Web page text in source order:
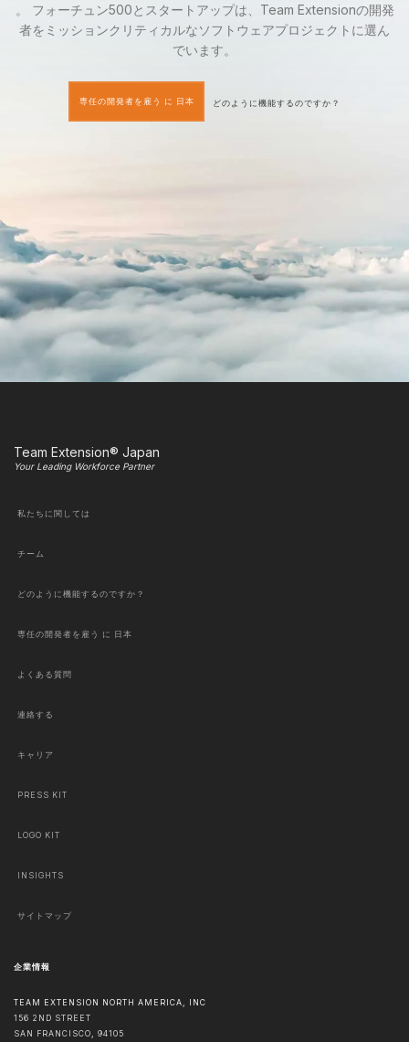
。 フォーチュン500とスタートアップは、Team Extensionの開発
者をミッションクリティカルなソフトウェアプロジェクトに選ん
でいます。
専任の開発者を雇う に 日本 どのように機能するのですか？
Team Extension® Japan
Your Leading Workforce Partner
私たちに関しては
チーム
どのように機能するのですか？
専任の開発者を雇う に 日本
よくある質問
連絡する
キャリア
PRESS KIT
LOGO KIT
INSIGHTS
サイトマップ
企業情報
TEAM EXTENSION NORTH AMERICA, INC
156 2ND STREET
SAN FRANCISCO, 94105